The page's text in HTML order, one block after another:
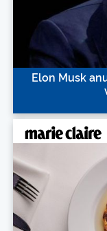
Elon Musk